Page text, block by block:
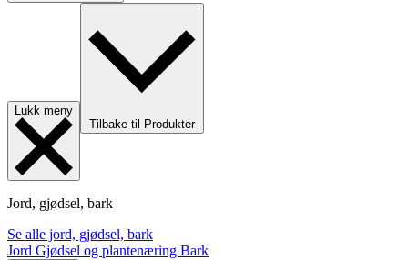
Lukk meny
Tilbake til Produkter
Jord, gjødsel, bark
Se alle jord, gjødsel, bark
Jord Gjødsel og plantenæring Bark